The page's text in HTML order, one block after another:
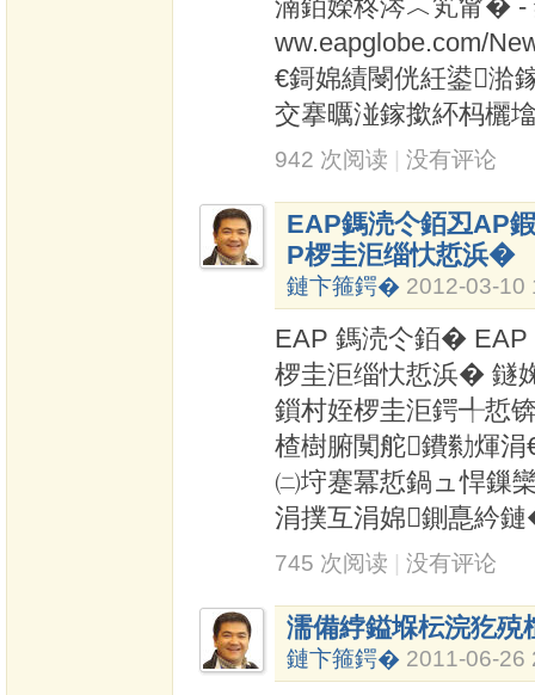
湳銆嬫柊涔︿笂甯� -
ww.eapglobe.com/
€鎶婂績閿侊紝鍙湁
交搴曞湴鎵撳紑杩欐
942 次阅读 没有评论
EAP鎷涜仒銆丒AP
P椤圭洰缁忕悊浜�
鏈卞箍鍔� 2012-03-10
EAP 鎷涜仒銆�
椤圭洰缁忕悊浜� 鐩
鎻村姪椤圭洰鍔╃悊
楂樹腑闃舵鐨勬煇
㈡垨蹇冪悊鍋ュ悍鏁
涓撲互涓婂鍘嗭紟
745 次阅读 没有评论
濡備綍鎰堢枟浣犵殑
鏈卞箍鍔� 2011-06-26